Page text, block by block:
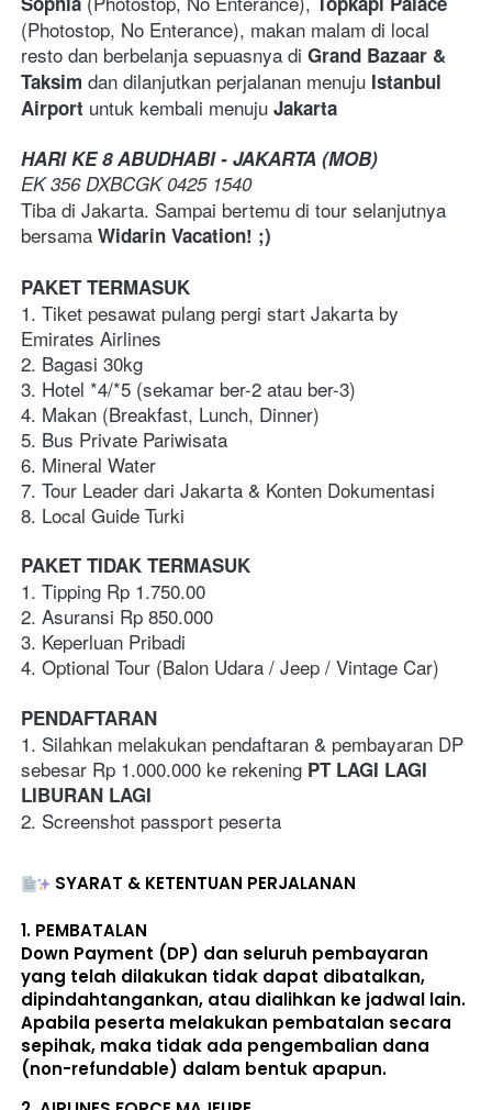
(Photostop, No Enterance), makan malam di local
resto dan berbelanja sepuasnya di Grand Bazaar &
Taksim dan dilanjutkan perjalanan menuju Istanbul
Airport untuk kembali menuju Jakarta
HARI KE 8 ABUDHABI - JAKARTA (MOB)
EK 356 DXBCGK 0425 1540
Tiba di Jakarta. Sampai bertemu di tour selanjutnya
bersama Widarin Vacation! ;)
PAKET TERMASUK
1. Tiket pesawat pulang pergi start Jakarta by
Emirates Airlines
2. Bagasi 30kg
3. Hotel *4/*5 (sekamar ber-2 atau ber-3)
4. Makan (Breakfast, Lunch, Dinner)
5. Bus Private Pariwisata
6. Mineral Water
7. Tour Leader dari Jakarta & Konten Dokumentasi
8. Local Guide Turki
PAKET TIDAK TERMASUK
1. Tipping Rp 1.750.00
2. Asuransi Rp 850.000
3. Keperluan Pribadi
4. Optional Tour (Balon Udara / Jeep / Vintage Car)
PENDAFTARAN
1. Silahkan melakukan pendaftaran & pembayaran DP
sebesar Rp 1.000.000 ke rekening PT LAGI LAGI
LIBURAN LAGI
2. Screenshot passport peserta
SYARAT & KETENTUAN PERJALANAN
1. PEMBATALAN
Down Payment (DP) dan seluruh pembayaran
yang telah dilakukan tidak dapat dibatalkan,
dipindahtangankan, atau dialihkan ke jadwal lain.
Apabila peserta melakukan pembatalan secara
sepihak, maka tidak ada pengembalian dana
(non-refundable) dalam bentuk apapun.